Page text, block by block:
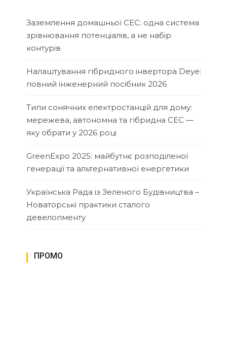
Заземлення домашньої СЕС: одна система
зрівнювання потенціалів, а не набір
контурів
Налаштування гібридного інвертора Deye:
повний інженерний посібник 2026
Типи сонячних електростанцій для дому:
мережева, автономна та гібридна СЕС —
яку обрати у 2026 році
GreenExpo 2025: майбутнє розподіленої
генерації та альтернативної енергетики
Українська Рада із Зеленого Будівництва –
Новаторські практики сталого
девелопменту
ПРОМО